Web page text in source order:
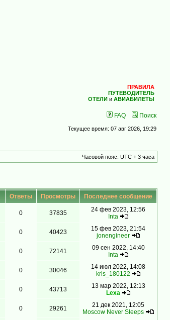
ПРАВИЛА
ПУТЕВОДИТЕЛЬ
ОТЕЛИ и АВИАБИЛЕТЫ
FAQ Поиск
Текущее время: 07 авг 2026, 19:29
Часовой пояс: UTC + 3 часа
Ответы Просмотры Последнее сообщение
0 37835
24 фев 2023, 12:56
Inta
0 40423
15 фев 2023, 21:54
jonengineer
0 72141
09 сен 2022, 14:40
Inta
0 30046
14 июл 2022, 14:08
kris_180122
0 43713
13 мар 2022, 12:13
Lexa
0 29261
21 дек 2021, 12:05
Moscow Never Sleeps